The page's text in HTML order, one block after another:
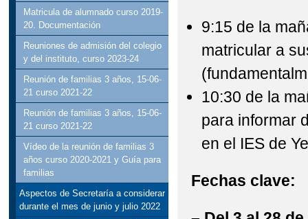
Matricula de alumnado curso 2019-
20. Documentación
Reuniones de admisión del colegio
y del instituto, curso 2023-24
Reunión de familias 3 años, 15-06-
21 curso 2021-22
Reunión de familias 3 años, 15-06-
21 curso 2021-22
Vídeo de la reunión de familias 3
años curso 2020-2021 y Guía para
familias
Aspectos de Secretaría a considerar
durante el mes de junio y julio 2022
9:15 de la
matricular a
10:30 de la
para informar
en el IES de
Fechas clave: